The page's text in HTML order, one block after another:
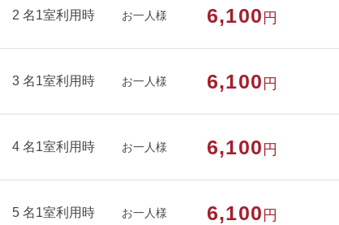
部屋種別 和室
部屋特徴 喫煙/インターネットができる部屋
2 名1室利用時 お一人様 6,100 円
3 名1室利用時 お一人様 6,100 円
4 名1室利用時 お一人様 6,100 円
5 名1室利用時 お一人様 6,100 円